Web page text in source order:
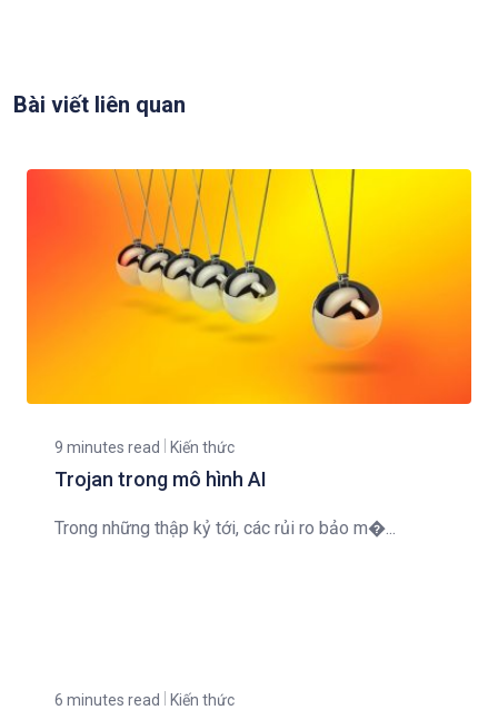
Bài viết liên quan
9 minutes read Kiến thức
Trojan trong mô hình AI
Trong những thập kỷ tới, các rủi ro bảo m�...
6 minutes read Kiến thức